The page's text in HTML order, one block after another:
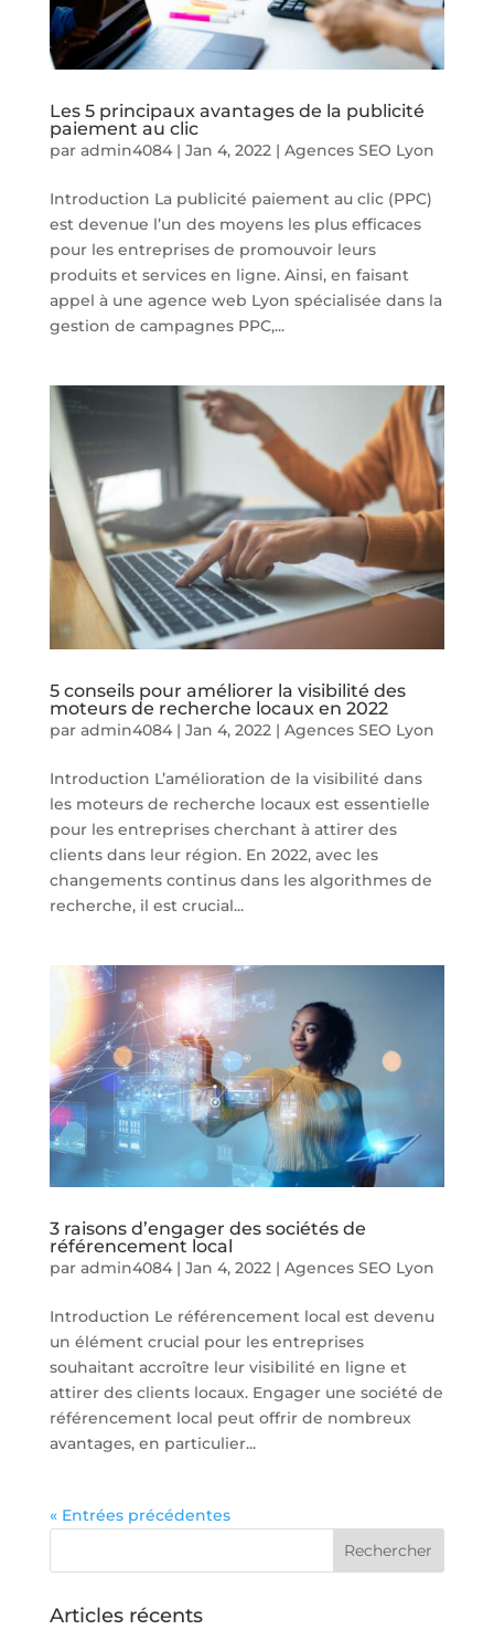
Les 5 principaux avantages de la publicité
paiement au clic
par admin4084| Jan 4, 2022| Agences SEO Lyon
Introduction La publicité paiement au clic (PPC)
est devenue l’un des moyens les plus efficaces
pour les entreprises de promouvoir leurs
produits et services en ligne. Ainsi, en faisant
appel à une agence web Lyon spécialisée dans la
gestion de campagnes PPC,...
5 conseils pour améliorer la visibilité des
moteurs de recherche locaux en 2022
par admin4084| Jan 4, 2022| Agences SEO Lyon
Introduction L’amélioration de la visibilité dans
les moteurs de recherche locaux est essentielle
pour les entreprises cherchant à attirer des
clients dans leur région. En 2022, avec les
changements continus dans les algorithmes de
recherche, il est crucial...
3 raisons d’engager des sociétés de
référencement local
par admin4084| Jan 4, 2022| Agences SEO Lyon
Introduction Le référencement local est devenu
un élément crucial pour les entreprises
souhaitant accroître leur visibilité en ligne et
attirer des clients locaux. Engager une société de
référencement local peut offrir de nombreux
avantages, en particulier...
« Entrées précédentes
Articles récents